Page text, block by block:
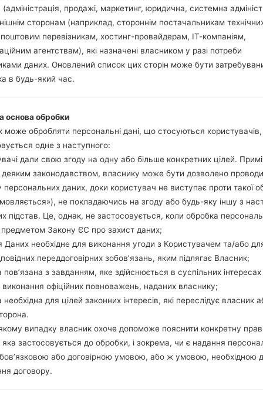
SM-
Червень, 2014
8.1 міліметрів (0.32 дюйма)
142 x 72.5 міліметрів (5.59 x
145 грам (5.11 унції)
Android Marshmallow 6.0.1
Апаратне забезпечення
2.5Ghz Qualcomm
Чотирьохядерний
3GB
32GB
microSD, до 128 GB
Мережа та дані
GSM 900/1800/1900MHz
HSDPA 2100MHz
LTE2100 (B1), LTE1800 (B3),
GPRS/EDGE
Дисплей
5.1 дюйма (~69%
Super AMOLED ємнісний
1440 x 2560 пікселів (~577
(адміністрація, продажі, маркетинг, юридична, системна
сторонам (наприклад, стороннім постачальникам
перевізникам, хостинг-провайдерам, ІТ-компаніям,
агентствам), які назначені власником у разі потреби
даних. Оновлений список цих сторін може бути
в будь-який час.
основа обробки
може обробляти персональні дані, що стосуються
одне з наступного:
дали свою згоду на одну або більше конкретних цілей.
деяким законодавством, власнику може бути дозволено
персональних даних, доки користувач не виступає проти такої
не покладаючись на згоду або будь-яку іншу з
підстав. Це, однак, не застосовується, коли обробка
предметом Закону ЄС про захист даних;
Даних необхідне для виконання угоди з Користувачем та/або
переддоговірних зобов’язань, яким підлягає Власник;
пов’язана з завданням, яке здійснюється в суспільних
виконання офіційних повноважень, наданих власнику;
необхідна для цілей законних інтересів, які переслідує власник
випадку власник охоче допоможе пояснити конкретну
застосовується до обробки, і зокрема, чи є надання
або договірною умовою, або ж умовою, необхідною
договору.